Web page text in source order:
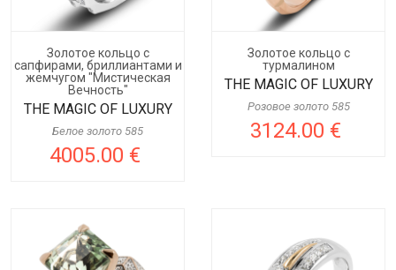
Золотое кольцо с
сапфирами, бриллиантами и
жемчугом "Мистическая
Вечность"
THE MAGIC OF LUXURY
Белое золото 585
4005.00 €
Золотое кольцо с
турмалином
THE MAGIC OF LUXURY
Розовое золото 585
3124.00 €